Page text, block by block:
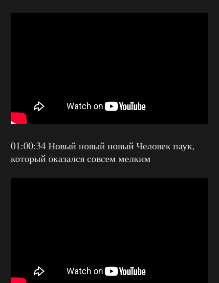
01:00:34 Новый новый новый Человек паук,
который оказался совсем мелким